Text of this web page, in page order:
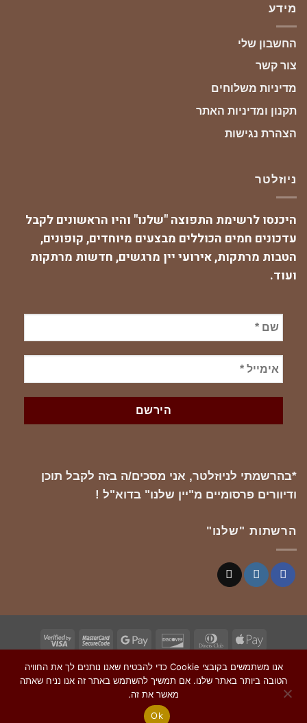
מידע
החשבון שלי
צור קשר
מדיניות משלוחים
תקנון ומדיניות האתר
הצהרת נגישות
ניוזלטר
היכנסו לרשימת התפוצה "שלנו" והיו הראשונים לקבל
עדכונים חמים הכוללים מבצעים מיוחדים, קופונים,
הטבות מרתקות, אירועי יין מרגשים, חדשות מרתקות
ועוד.
*בהרשמתי לניוזלטר, אני מסכים/ה בזה לקבל תוכן
ודיוורים פרסומיים מ"יין שלנו" בדוא"ל !
הרשתות "שלנו"
Apple
Dinners
Discover
Google
MasterCard
Visa
Copyright 2026 ©Notre Vin | Made with 💙 by
חיים ומזיקה לבריאות
אנו משתמשים בקובצי Cookie כדי להבטיח שאנו נותנים לך את החוויה
הטובה ביותר באתר שלנו. אם תמשיך להשתמש באתר זה אנו נניח שאתה
מאשר את זה.
Ok